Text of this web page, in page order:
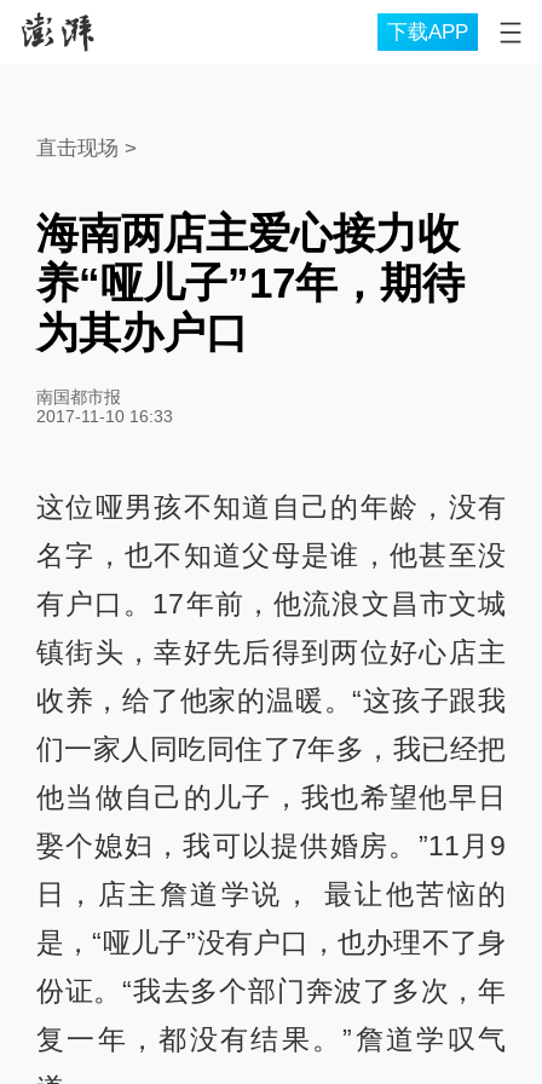
下载APP
直击现场 >
海南两店主爱心接力收
养“哑儿子”17年，期待
为其办户口
南国都市报
2017-11-10 16:33
这位哑男孩不知道自己的年龄，没有
名字，也不知道父母是谁，他甚至没
有户口。17年前，他流浪文昌市文城
镇街头，幸好先后得到两位好心店主
收养，给了他家的温暖。“这孩子跟我
们一家人同吃同住了7年多，我已经把
他当做自己的儿子，我也希望他早日
娶个媳妇，我可以提供婚房。”11月9
日，店主詹道学说， 最让他苦恼的
是，“哑儿子”没有户口，也办理不了身
份证。“我去多个部门奔波了多次，年
复一年，都没有结果。”詹道学叹气